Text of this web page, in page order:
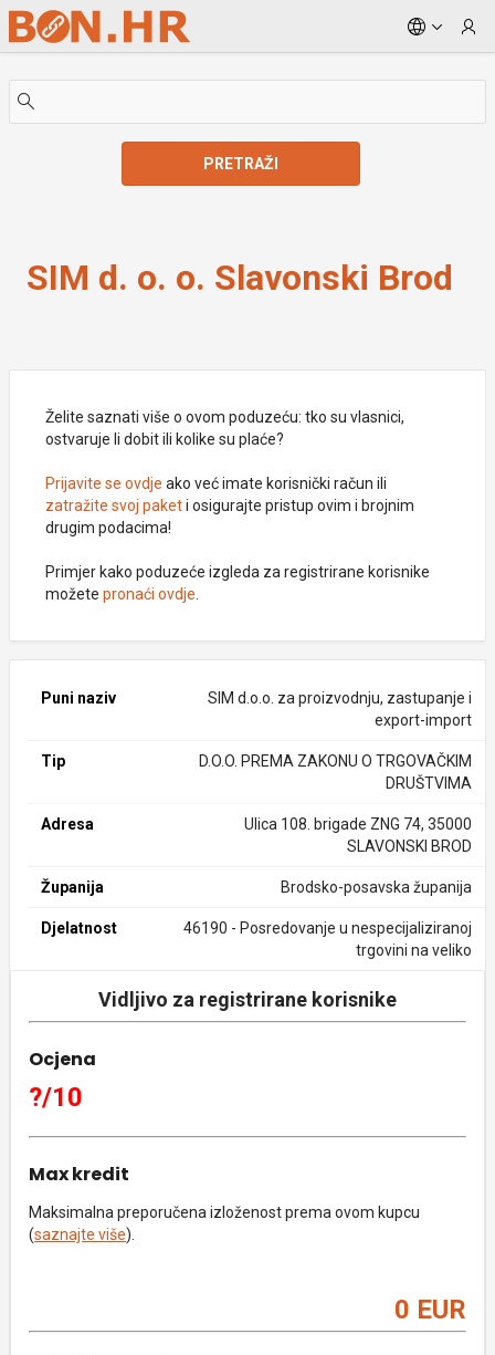
Skip to Main Content
PRETRAŽI
SIM d. o. o. Slavonski Brod
Želite saznati više o ovom poduzeću: tko su vlasnici,
ostvaruje li dobit ili kolike su plaće?
Prijavite se ovdje ako već imate korisnički račun ili
zatražite svoj paketi osigurajte pristup ovim i brojnim
drugim podacima!
Primjer kako poduzeće izgleda za registrirane korisnike
možete pronaći ovdje
Puni naziv
SIM d.o.o. za proizvodnju, zastupanje i
export-import
Tip
D.O.O. PREMA ZAKONU O TRGOVAČKIM
DRUŠTVIMA
Adresa
Ulica 108. brigade ZNG 74, 35000
SLAVONSKI BROD
Županija Brodsko-posavska županija
Djelatnost
46190 - Posredovanje u nespecijaliziranoj
trgovini na veliko
Vidljivo za registrirane korisnike
Ocjena
?/10
Max kredit
Maksimalna preporučena izloženost prema ovom kupcu
(saznajte više).
0 EUR